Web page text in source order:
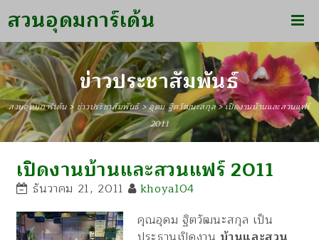
สวนอุดมการ์เด้น
ข่าวประชาสัมพันธ์
สวนอุดมการ์เด้น>ข่าวประชาสัมพันธ์>อุดม ฐิตวัฒนะสกุล>เปิดงานบ้านและสวนแฟร์
2011
เปิดงานบ้านและสวนแฟร์ 2011
ธันวาคม 21, 2011
khoya104
คุณอุดม ฐิตวัฒนะสกุล เป็น